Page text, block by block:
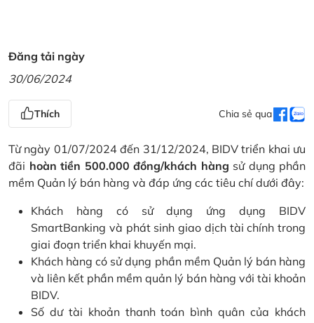
Đăng tải ngày
30/06/2024
Thích Chia sẻ qua
Từ ngày 01/07/2024 đến 31/12/2024, BIDV triển khai ưu
đãi hoàn tiền 500.000 đồng/khách hàng sử dụng phần
mềm Quản lý bán hàng và đáp ứng các tiêu chí dưới đây:
Khách hàng có sử dụng ứng dụng BIDV
SmartBanking và phát sinh giao dịch tài chính trong
giai đoạn triển khai khuyến mại.
Khách hàng có sử dụng phần mềm Quản lý bán hàng
và liên kết phần mềm quản lý bán hàng với tài khoản
BIDV.
Số dư tài khoản thanh toán bình quân của khách